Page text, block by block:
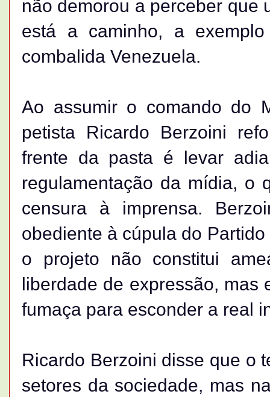
não demorou a perceber que
está a caminho, a
combalida Venezuela.
Ao assumir o comando do
petista Ricardo Berzoini
frente da pasta é levar
regulamentação da mídia, o
censura à imprensa.
obediente à cúpula do
o projeto não constitui
liberdade de expressão, mas
fumaça para esconder a real
Ricardo Berzoini disse que o
setores da sociedade, mas